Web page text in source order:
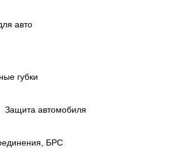
авто
губки
Защита автомобиля
БРС